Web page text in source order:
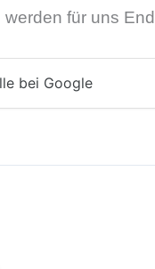
für uns
bei Google